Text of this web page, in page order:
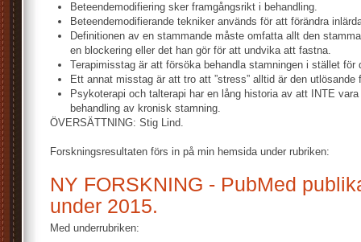
Beteendemodifiering sker framgångsrikt i behandling.
Beteendemodifierande tekniker används för att förändra
Definitionen av en stammande måste omfatta allt den
en blockering eller det han gör för att undvika att fastna.
Terapimisstag är att försöka behandla stamningen i stället för
Ett annat misstag är att tro att ”stress” alltid är den utlösande
Psykoterapi och talterapi har en lång historia av att INTE
behandling av kronisk stamning.
ÖVERSÄTTNING: Stig Lind.
Forskningsresultaten förs in på min hemsida under rubriken:
NY FORSKNING - PubMed
under 2015.
Med underrubriken: